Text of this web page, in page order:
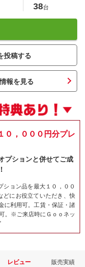
38台
投稿する
報を見る
０，０００円分プレ
プションと併せてご成
ション品を最大１０，００
どにお役立ていただき、快
に利用可。工賃・保証・諸
。※ご来店時にＧｏｏネッ
レビュー 販売実績